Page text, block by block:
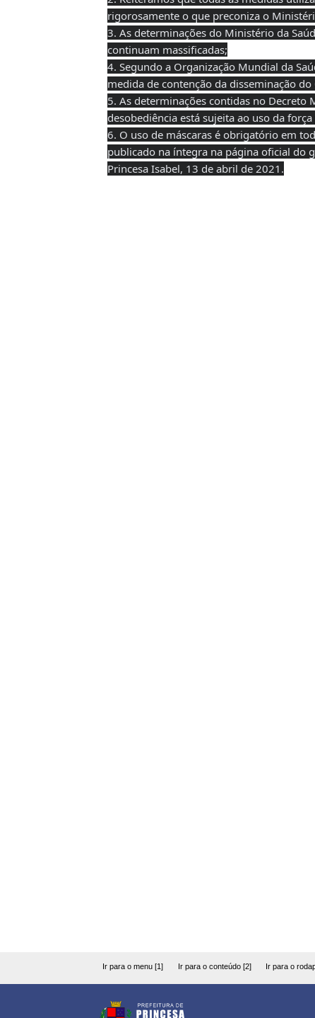
rigorosamente o que preconiza o
3. As determinações do Ministério da
continuam massificadas;
4. Segundo a Organização Mundial da
medida de contenção da disseminação
5. As determinações contidas no Decreto
desobediência está sujeita ao uso da
6. O uso de máscaras é obrigatório em
publicado na íntegra na página oficial do
Princesa Isabel, 13 de abril de 2021.
Ir para o menu [1] Ir para o conteúdo [2] Ir para o